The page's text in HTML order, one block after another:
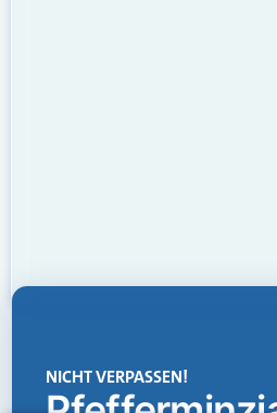
NICHT VERPASSEN!